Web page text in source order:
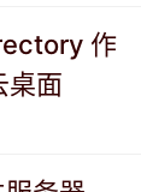
作
桌面